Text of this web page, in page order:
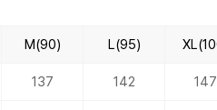
M(90) L(95)
137 142 147